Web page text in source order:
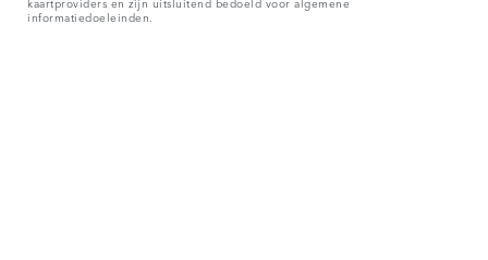
informatiedoeleinden.